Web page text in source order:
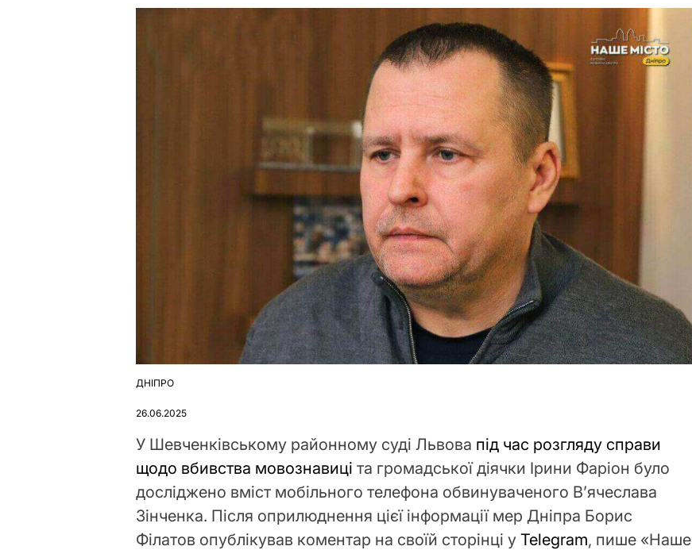
ОПУБЛІКУВАТИ
ДНІПРО
26.06.2025
У Шевченківському районному суді Львова під час розгляду справи
щодо вбивства мовознавиціта громадської діячки Ірини Фаріон було
досліджено вміст мобільного телефона обвинуваченого В’ячеслава
Зінченка. Після оприлюднення цієї інформації мер Дніпра Борис
Філатов опублікував коментар на своїй сторінці уTelegram, пише «Наше